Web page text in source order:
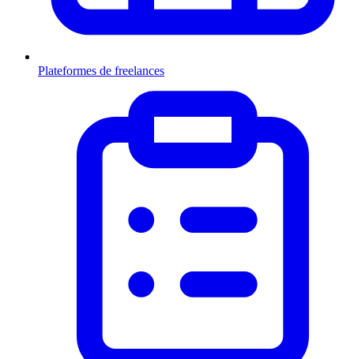
Plateformes de freelances